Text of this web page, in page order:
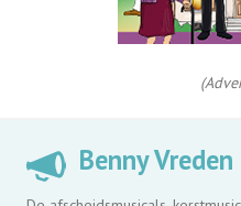
Benny Vreden